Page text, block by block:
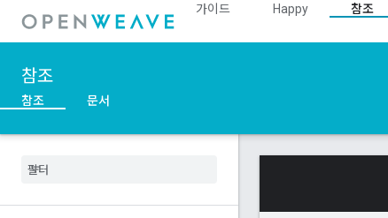
가이드 Happy 참조
참조
참조 문서